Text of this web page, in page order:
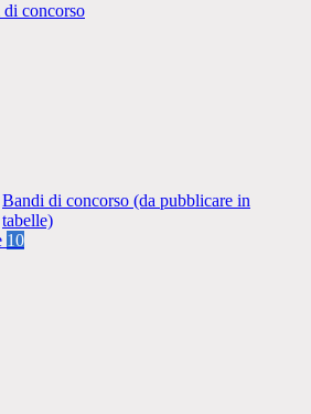
concorso
Bandi di concorso (da pubblicare in
tabelle)
10